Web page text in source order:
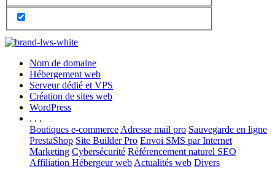
Nom de domaine
Hébergement web
Serveur dédié et VPS
Création de sites web
WordPress
. . .
Boutiques e-commerce Adresse mail pro Sauvegarde en ligne
PrestaShop Site Builder Pro Envoi SMS par Internet
Marketing Cybersécurité Référencement naturel SEO
Affiliation Hébergeur web Actualités web Divers